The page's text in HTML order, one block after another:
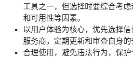
工具之一，但选择时要综合考
和可用性等因素。
以用户体验为核心，优先选择
服务商，定期更新和审查自身的
合理使用，避免违法行为，保